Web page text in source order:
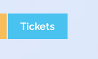
Tickets